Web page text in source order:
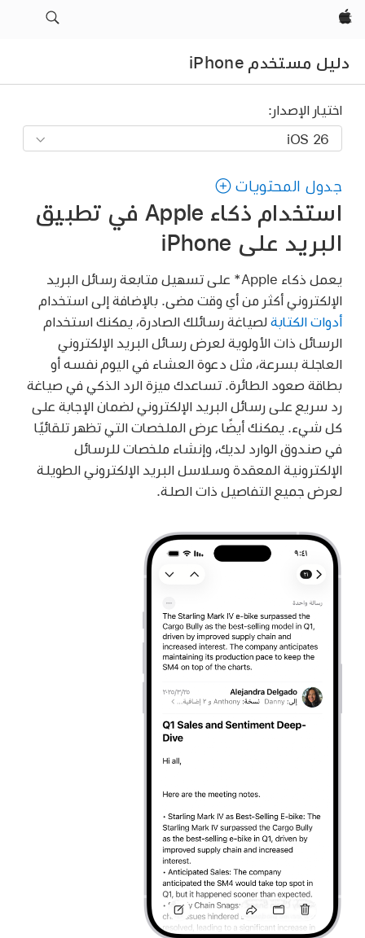
Apple‏
دليل مستخدم iPhone
اختيار الإصدار:
جدول المحتويات
استخدام ذكاء Apple في تطبيق
البريد على iPhone
يعمل ذكاء Apple* على تسهيل متابعة رسائل البريد
الإلكتروني أكثر من أي وقت مضى. بالإضافة إلى استخدام
أدوات الكتابة لصياغة رسائلك الصادرة، يمكنك استخدام
الرسائل ذات الأولوية لعرض رسائل البريد الإلكتروني
العاجلة بسرعة، مثل دعوة العشاء في اليوم نفسه أو
بطاقة صعود الطائرة. تساعدك ميزة الرد الذكي في صياغة
رد سريع على رسائل البريد الإلكتروني لضمان الإجابة على
كل شيء. يمكنك أيضًا عرض الملخصات التي تظهر تلقائيًا
في صندوق الوارد لديك، وإنشاء ملخصات للرسائل
الإلكترونية المعقدة وسلاسل البريد الإلكتروني الطويلة
لعرض جميع التفاصيل ذات الصلة.